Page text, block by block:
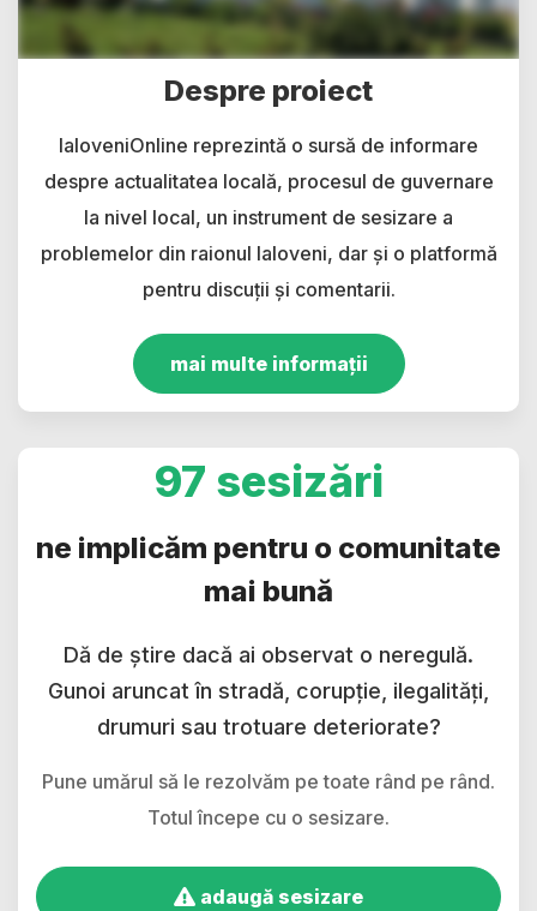
Despre proiect
IaloveniOnline reprezintă o sursă de informare
despre actualitatea locală, procesul de guvernare
la nivel local, un instrument de sesizare a
problemelor din raionul Ialoveni, dar și o platformă
pentru discuții și comentarii.
mai multe informații
97 sesizări
ne implicăm pentru o comunitate
mai bună
Dă de știre dacă ai observat o neregulă.
Gunoi aruncat în stradă, corupție, ilegalități,
drumuri sau trotuare deteriorate?
Pune umărul să le rezolvăm pe toate rând pe rând.
Totul începe cu o sesizare.
adaugă sesizare